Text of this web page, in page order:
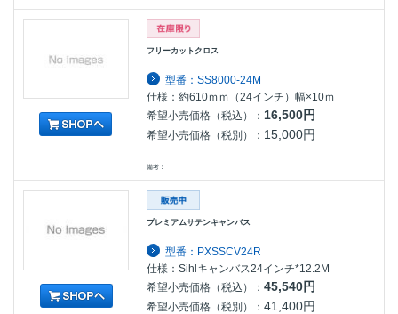
フリーカットクロス
型番：SS8000-24M
仕様：約610ｍｍ（24インチ）幅×10ｍ
希望小売価格（税込）： 16,500円
希望小売価格（税別）： 15,000円
備考：
プレミアムサテンキャンバス
型番：PXSSCV24R
仕様：Sihlキャンバス24インチ*12.2M
希望小売価格（税込）：45,540円
希望小売価格（税別）：41,400円